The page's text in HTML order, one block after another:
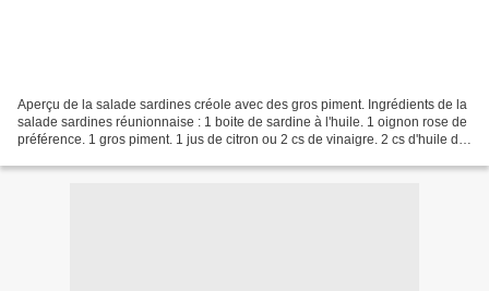
Aperçu de la salade sardines créole avec des gros piment. Ingrédients de la
salade sardines réunionnaise : 1 boite de sardine à l'huile. 1 oignon rose de
préférence. 1 gros piment. 1 jus de citron ou 2 cs de vinaigre. 2 cs d'huile de